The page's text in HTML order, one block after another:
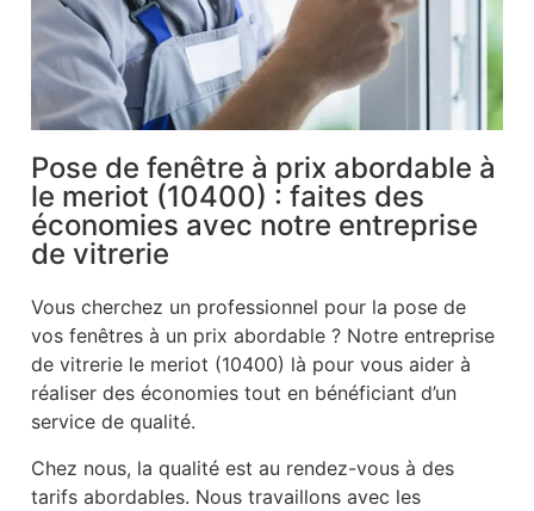
Pose de fenêtre à prix abordable à
le meriot (10400) : faites des
économies avec notre entreprise
de vitrerie
Vous cherchez un professionnel pour la pose de
vos fenêtres à un prix abordable ? Notre entreprise
de vitrerie le meriot (10400) là pour vous aider à
réaliser des économies tout en bénéficiant d’un
service de qualité.
Chez nous, la qualité est au rendez-vous à des
tarifs abordables. Nous travaillons avec les